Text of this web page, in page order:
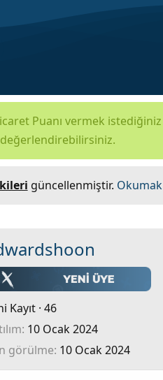
Puanı vermek
değerlendirebilirsiniz.
güncellenmiştir. Okumak
Kayıt · 46
10 Ocak 2024
görülme 10 Ocak 2024